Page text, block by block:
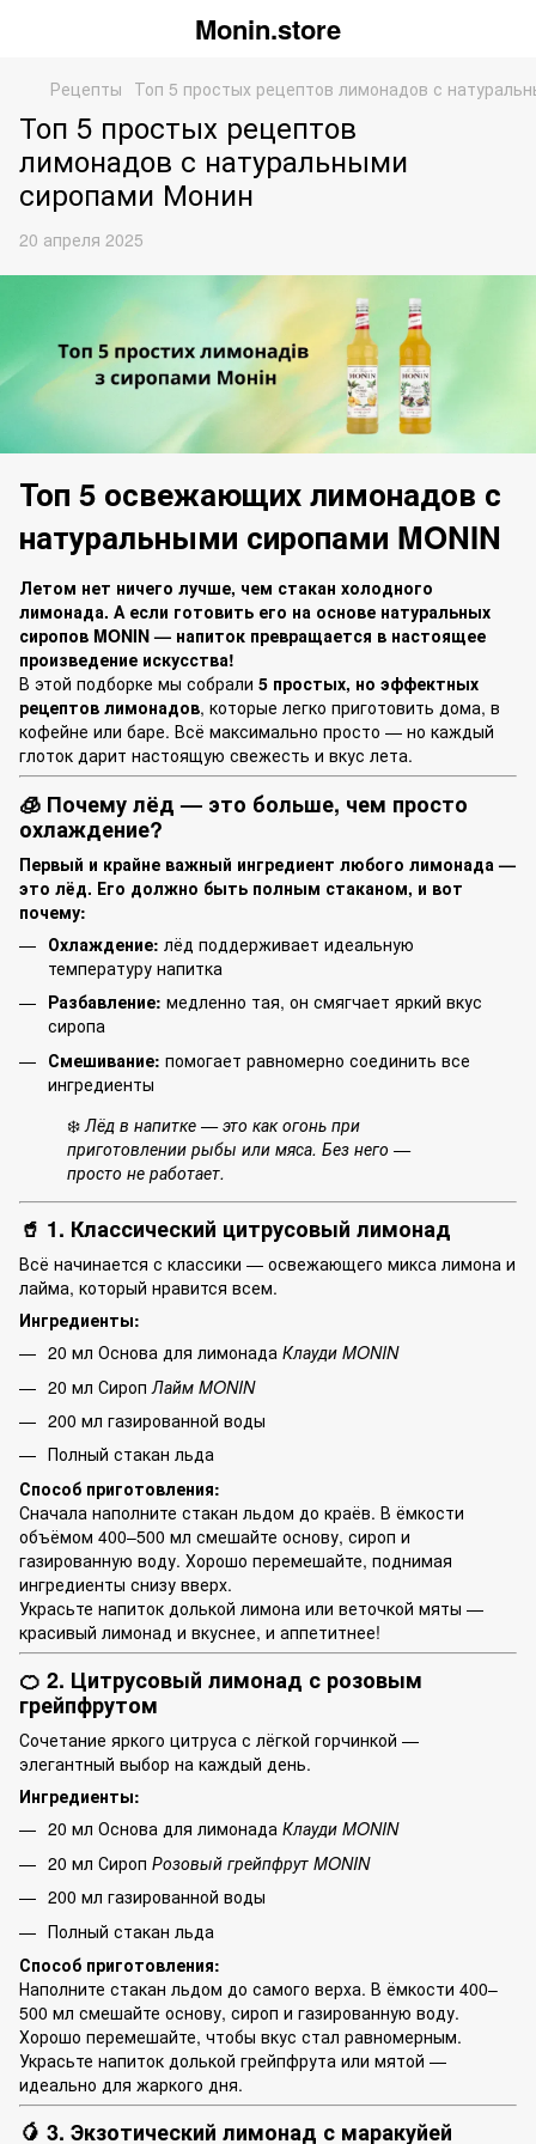
Monin.store
Рецепты Топ 5 простых рецептов лимонадов с
Топ 5 простых рецептов
лимонадов с натуральными
сиропами Монин
20 апреля 2025
Топ 5 освежающих лимонадов с
натуральными сиропами MONIN
Летом нет ничего лучше, чем стакан холодного
лимонада. А если готовить его на основе натуральных
сиропов MONIN — напиток превращается в настоящее
произведение искусства!
В этой подборке мы собрали 5 простых, но эффектных
рецептов лимонадов, которые легко приготовить дома, в
кофейне или баре. Всё максимально просто — но каждый
глоток дарит настоящую свежесть и вкус лета.
🧊 Почему лёд — это больше, чем просто
охлаждение?
Первый и крайне важный ингредиент любого лимонада —
это лёд. Его должно быть полным стаканом, и вот
почему:
Охлаждение: лёд поддерживает идеальную
температуру напитка
Разбавление: медленно тая, он смягчает яркий вкус
сиропа
Смешивание: помогает равномерно соединить все
ингредиенты
❄️ Лёд в напитке — это как огонь при
приготовлении рыбы или мяса. Без него —
просто не работает.
🥤 1. Классический цитрусовый лимонад
Всё начинается с классики — освежающего микса лимона и
лайма, который нравится всем.
Ингредиенты:
20 мл Основа для лимонада Клауди MONIN
20 мл Сироп Лайм MONIN
200 мл газированной воды
Полный стакан льда
Способ приготовления:
Сначала наполните стакан льдом до краёв. В ёмкости
объёмом 400–500 мл смешайте основу, сироп и
газированную воду. Хорошо перемешайте, поднимая
ингредиенты снизу вверх.
Украсьте напиток долькой лимона или веточкой мяты —
красивый лимонад и вкуснее, и аппетитнее!
🍊 2. Цитрусовый лимонад с розовым
грейпфрутом
Сочетание яркого цитруса с лёгкой горчинкой —
элегантный выбор на каждый день.
Ингредиенты:
20 мл Основа для лимонада Клауди MONIN
20 мл Сироп Розовый грейпфрут MONIN
200 мл газированной воды
Полный стакан льда
Способ приготовления:
Наполните стакан льдом до самого верха. В ёмкости 400–
500 мл смешайте основу, сироп и газированную воду.
Хорошо перемешайте, чтобы вкус стал равномерным.
Украсьте напиток долькой грейпфрута или мятой —
идеально для жаркого дня.
🥭 3. Экзотический лимонад с маракуйей